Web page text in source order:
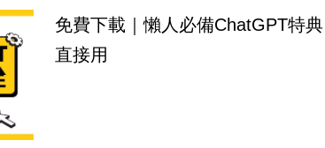
免費下載｜懶人必備ChatGPT特
直接用